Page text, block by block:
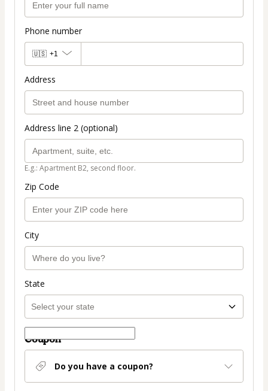
Phone number
🇺🇸 +1
Address
Address line 2 (optional)
E.g.: Apartment B2, second floor.
Zip Code
City
State
Coupon
Do you have a coupon?